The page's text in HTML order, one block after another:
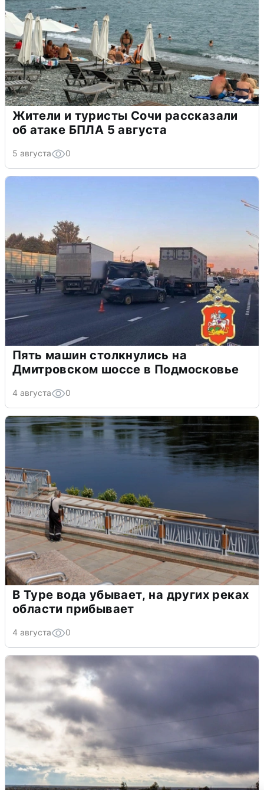
Жители и туристы Сочи рассказали
об атаке БПЛА 5 августа
5 августа 0
Пять машин столкнулись на
Дмитровском шоссе в Подмосковье
4 августа 0
В Туре вода убывает, на других реках
области прибывает
4 августа 0